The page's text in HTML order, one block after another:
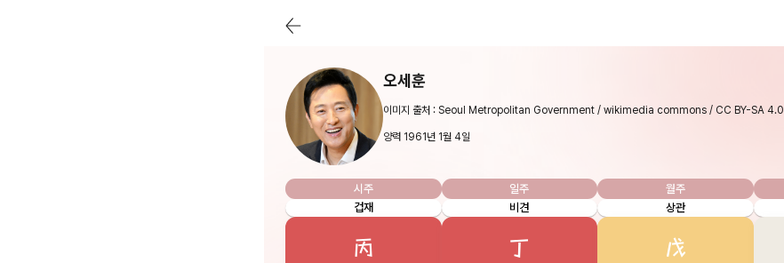
오세훈
이미지 출처 : Seoul Metropolitan Government / wikimedia commons / CC BY-SA 4.0
양력 1961년 1월 4일
시주
겁재
丙
일주
비견
丁
월주
상관
戊